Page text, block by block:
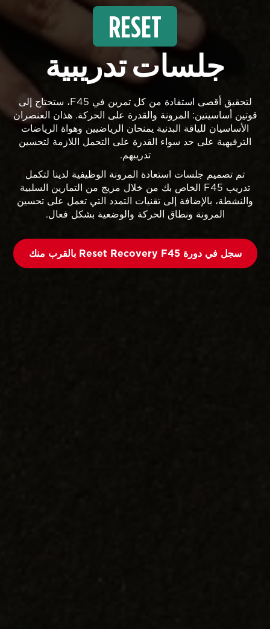
RESET
جلسات تدريبية
لتحقيق أقصى استفادة من كل تمرين في F45، ستحتاج إلى
قوتين أساسيتين: المرونة والقدرة على الحركة. هذان العنصران
الأساسيان للياقة البدنية يمنحان الرياضيين وهواة الرياضات
الترفيهية على حد سواء القدرة على التحمل اللازمة لتحسين
تدريبهم.
تم تصميم جلسات استعادة المرونة الوظيفية لدينا لتكمل
تدريب F45 الخاص بك من خلال مزيج من التمارين السلبية
والنشطة، بالإضافة إلى تقنيات التمدد التي تعمل على تحسين
المرونة ونطاق الحركة والوضعية بشكل فعال.
سجل في دورة Reset Recovery F45 بالقرب منك